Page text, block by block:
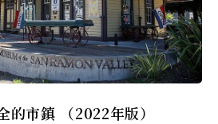
的市鎮 （2022年版）